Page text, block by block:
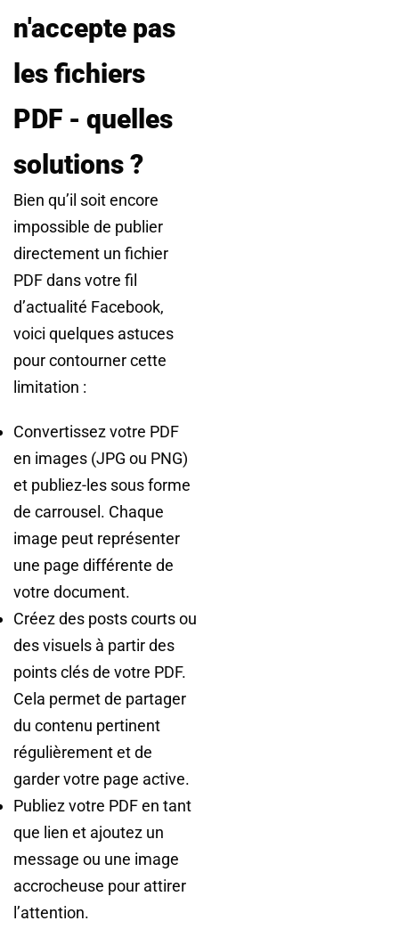
n'accepte pas
les fichiers
PDF - quelles
solutions ?
Bien qu’il soit encore
impossible de publier
directement un fichier
PDF dans votre fil
d’actualité Facebook,
voici quelques astuces
pour contourner cette
limitation :
Convertissez votre PDF
en images (JPG ou PNG)
et publiez-les sous forme
de carrousel. Chaque
image peut représenter
une page différente de
votre document.
Créez des posts courts ou
des visuels à partir des
points clés de votre PDF.
Cela permet de partager
du contenu pertinent
régulièrement et de
garder votre page active.
Publiez votre PDF en tant
que lien et ajoutez un
message ou une image
accrocheuse pour attirer
l’attention.